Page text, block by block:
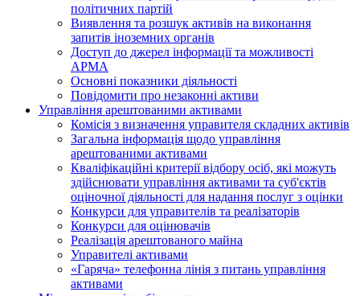
політичних партій
Виявлення та розшук активів на виконання
запитів іноземних органів
Доступ до джерел інформації та можливості
АРМА
Основні показники діяльності
Повідомити про незаконні активи
Управління арештованими активами
Комісія з визначення управителя складних активів
Загальна інформація щодо управління
арештованими активами
Кваліфікаційні критерії відбору осіб, які можуть
здiйснювати управління активами та суб'єктів
оціночної діяльності для надання послуг з оцінки
Конкурси для управителів та реалізаторів
Конкурси для оцінювачів
Реалізація арештованого майна
Управителі активами
«Гаряча» телефонна лінія з питань управління
активами